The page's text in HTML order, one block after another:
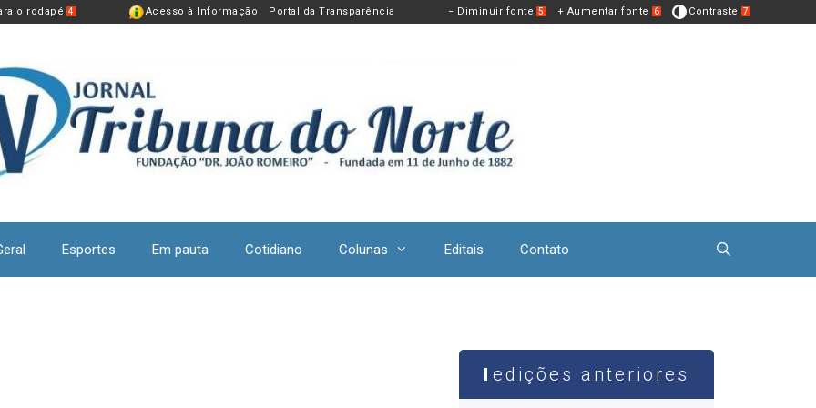
o rodapé 4 Acesso à Informação Portal da Transparência − Diminuir fonte 5 + Aumentar fonte 6 Contraste 7
Esportes Em pauta Cotidiano Colunas Editais Contato
edições anteriores